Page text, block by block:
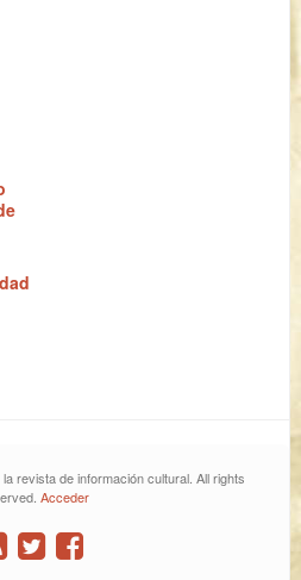
revista de información cultural. All rights
Acceder